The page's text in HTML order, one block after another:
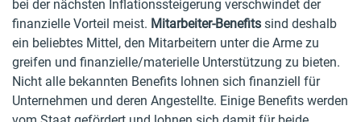
bei der nächsten Inflationssteigerung verschwindet der
finanzielle Vorteil meist. Mitarbeiter-Benefits sind deshalb
ein beliebtes Mittel, den Mitarbeitern unter die Arme zu
greifen und finanzielle/materielle Unterstützung zu bieten.
Nicht alle bekannten Benefits lohnen sich finanziell für
Unternehmen und deren Angestellte. Einige Benefits werden